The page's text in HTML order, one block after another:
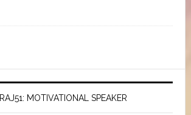
MOTIVATIONAL SPEAKER